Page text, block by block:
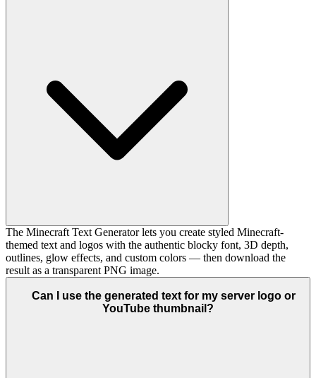
The Minecraft Text Generator lets you create styled Minecraft-
themed text and logos with the authentic blocky font, 3D depth,
outlines, glow effects, and custom colors — then download the
result as a transparent PNG image.
Can I use the generated text for my server logo or
YouTube thumbnail?